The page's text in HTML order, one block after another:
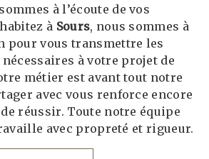
à l’écoute de vos
à Sours, nous sommes à
pour vous transmettre les
à votre projet de
métier est avant tout notre
avec vous renforce encore
réussir. Toute notre équipe
avec propreté et rigueur.